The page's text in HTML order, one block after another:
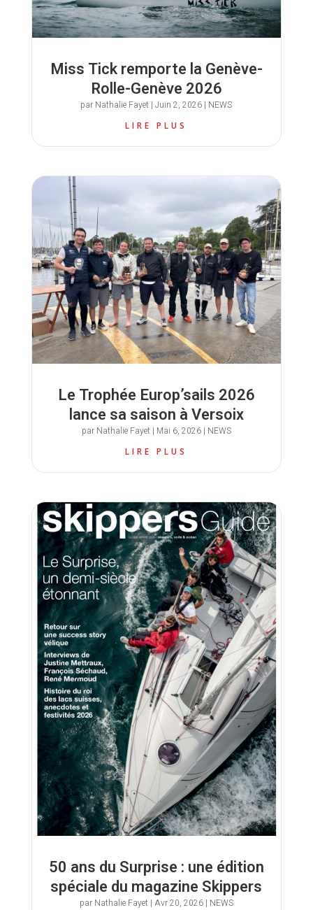
Miss Tick remporte la Genève-
Rolle-Genève 2026
par Nathalie Fayet |Juin 2, 2026 | NEWS
LIRE PLUS
Le Trophée Europ’sails 2026
lance sa saison à Versoix
par Nathalie Fayet| Mai 6, 2026| NEWS
LIRE PLUS
50 ans du Surprise : une édition
spéciale du magazine Skippers
par Nathalie Fayet| Avr 20, 2026| NEWS